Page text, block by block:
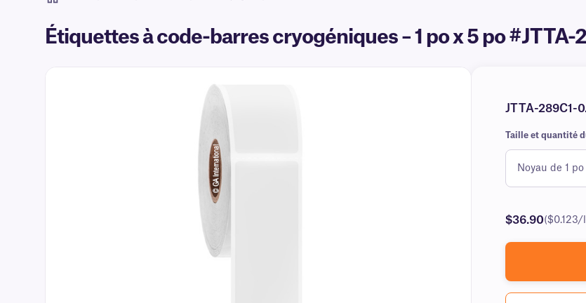
Étiquettes à code-barres cryogéniques – 1 po x 5 po #JTTA-
JTTA-289C1-
Taille et quantité
$36.90($0.123/